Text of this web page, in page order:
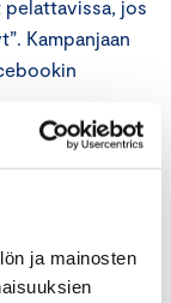
ja mainosten
jos
Kampanjaan
määrää
kampanja ja
muun